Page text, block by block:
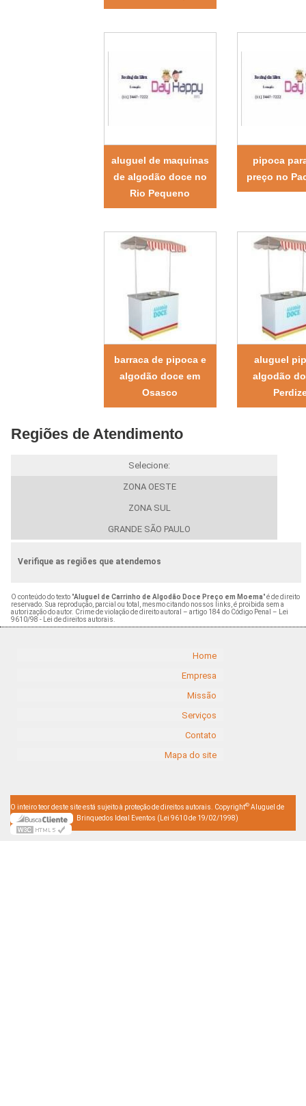
aluguel de maquinas
de algodão doce no
Rio Pequeno
pipoca
preço no
barraca de pipoca e
algodão doce em
Osasco
aluguel
algodão
Regiões de Atendimento
Selecione:
ZONA OESTE
ZONA SUL
GRANDE SÃO PAULO
Verifique as regiões que atendemos
O conteúdo do texto "Aluguel de Carrinho de Algodão Doce Preço em Moema" é de direito
reservado. Sua reprodução, parcial ou total, mesmo citando nossos links, é proibida sem a
autorização do autor. Crime de violação de direito autoral – artigo 184 do Código Penal – Lei
9610/98 - Lei de direitos autorais.
Home
Empresa
Missão
Serviços
Contato
Mapa do site
O inteiro teor deste site está sujeito à proteção de direitos autorais. Copyright© Aluguel de
Brinquedos Ideal Eventos (Lei 9610 de 19/02/1998)